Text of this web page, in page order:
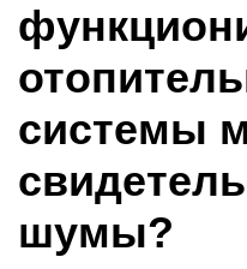
системы
шумы?